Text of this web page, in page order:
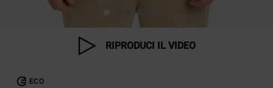
RIPRODUCI IL VIDEO
ECO